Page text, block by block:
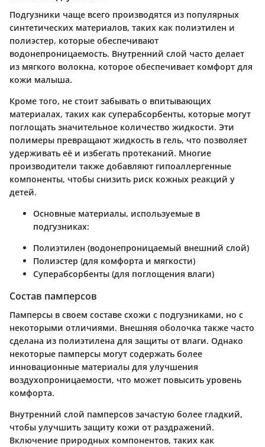
Подгузники чаще всего производятся из популярных
синтетических материалов, таких как полиэтилен и
полиэстер, которые обеспечивают
водонепроницаемость. Внутренний слой часто делает
из мягкого волокна, которое обеспечивает комфорт для
кожи малыша.
Кроме того, не стоит забывать о впитывающих
материалах, таких как суперабсорбенты, которые могут
поглощать значительное количество жидкости. Эти
полимеры превращают жидкость в гель, что позволяет
удерживать её и избегать протеканий. Многие
производители также добавляют гипоаллергенные
компоненты, чтобы снизить риск кожных реакций у
детей.
Основные материалы, используемые в
подгузниках:
Полиэтилен (водонепроницаемый внешний слой)
Полиэстер (для комфорта и мягкости)
Суперабсорбенты (для поглощения влаги)
Состав памперсов
Памперсы в своем составе схожи с подгузниками, но с
некоторыми отличиями. Внешняя оболочка также часто
сделана из полиэтилена для защиты от влаги. Однако
некоторые памперсы могут содержать более
инновационные материалы для улучшения
воздухопроницаемости, что может повысить уровень
комфорта.
Внутренний слой памперсов зачастую более гладкий,
чтобы улучшить защиту кожи от раздражений.
Включение природных компонентов, таких как